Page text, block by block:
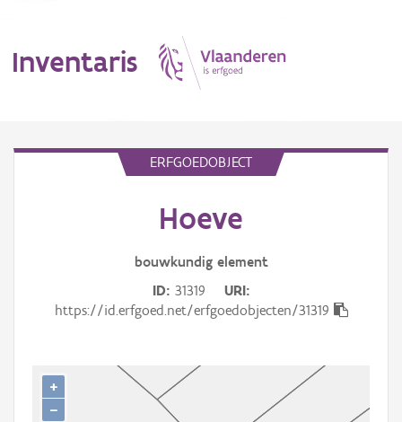
Inventaris
Gebeurtenis
Persoon of collectief
ERFGOEDOBJECT
Hoeve
bouwkundig element
ID 31319
URI
https://id.erfgoed.net/erfgoedobjecten/31319
+
−